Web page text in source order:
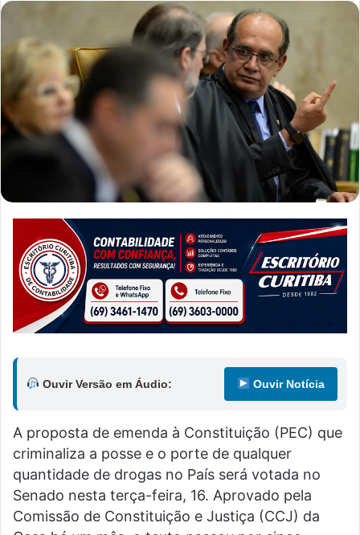
Ouvir Versão em Áudio: Ouvir Notícia
A proposta de emenda à Constituição (PEC) que
criminaliza a posse e o porte de qualquer
quantidade de drogas no País será votada no
Senado nesta terça-feira, 16. Aprovado pela
Comissão de Constituição e Justiça (CCJ) da